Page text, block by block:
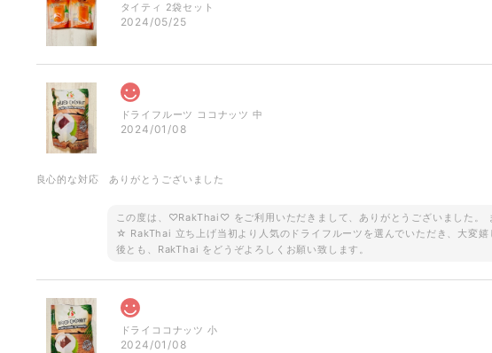
タイティ 2袋セット
2024/05/25
ドライフルーツ ココナッツ 中
2024/01/08
良心的な対応 ありがとうございました
この度は、♡RakThai♡ をご利用いただきまして、ありがとうございました。
☆ RakThai 立ち上げ当初より人気のドライフルーツを選んでいただき、大変
後とも、RakThai をどうぞよろしくお願い致します。
ドライココナッツ 小
2024/01/08